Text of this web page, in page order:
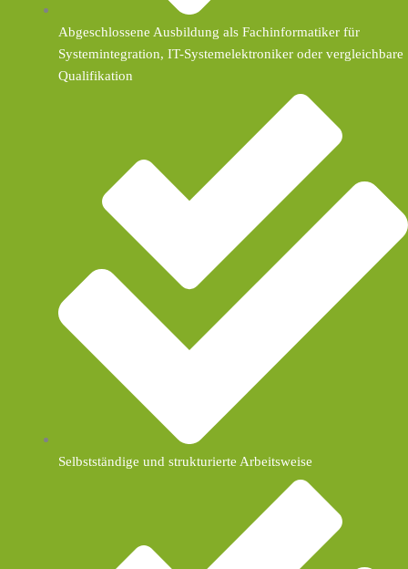
Abgeschlossene Ausbildung als Fachinformatiker für
Systemintegration, IT-Systemelektroniker oder vergleichbare
Qualifikation
Selbstständige und strukturierte Arbeitsweise